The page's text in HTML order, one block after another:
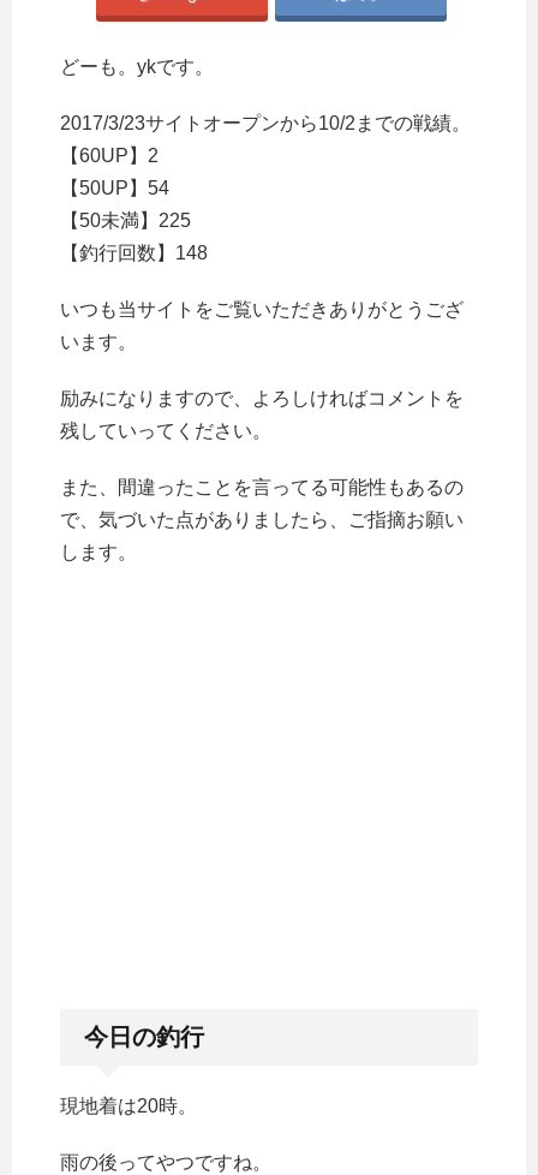
どーも。ykです。
2017/3/23サイトオープンから10/2までの戦績。
【60UP】2
【50UP】54
【50未満】225
【釣行回数】148
いつも当サイトをご覧いただきありがとうござ
います。
励みになりますので、よろしければコメントを
残していってください。
また、間違ったことを言ってる可能性もあるの
で、気づいた点がありましたら、ご指摘お願い
します。
今日の釣行
現地着は20時。
雨の後ってやつですね。